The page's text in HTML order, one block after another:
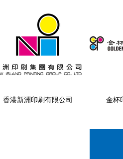
香港新洲印刷有限公司 金杯